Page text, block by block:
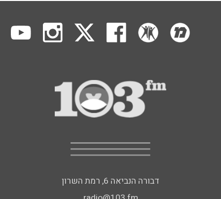
דבורה הנביאה 6, רמת השרון